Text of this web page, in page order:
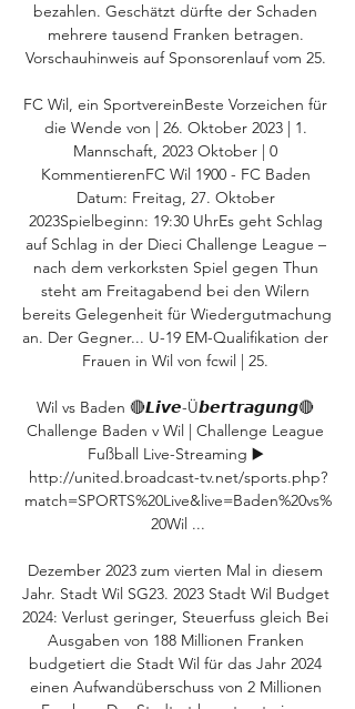
bezahlen. Geschätzt dürfte der Schaden
mehrere tausend Franken betragen.
Vorschauhinweis auf Sponsorenlauf vom 25.
FC Wil, ein SportvereinBeste Vorzeichen für
die Wende von | 26. Oktober 2023 | 1.
Mannschaft, 2023 Oktober | 0
KommentierenFC Wil 1900 - FC Baden
Datum: Freitag, 27. Oktober
2023Spielbeginn: 19:30 UhrEs geht Schlag
auf Schlag in der Dieci Challenge League –
nach dem verkorksten Spiel gegen Thun
steht am Freitagabend bei den Wilern
bereits Gelegenheit für Wiedergutmachung
an. Der Gegner... U-19 EM-Qualifikation der
Frauen in Wil von fcwil | 25.
Wil vs Baden 🔴𝙇𝙞𝙫𝙚-Ü𝙗𝙚𝙧𝙩𝙧𝙖𝙜𝙪𝙣𝙜🔴
Challenge Baden v Wil | Challenge League
Fußball Live-Streaming ▶️
http://united.broadcast-tv.net/sports.php?
match=SPORTS%20Live&live=Baden%20vs%
20Wil ...
Dezember 2023 zum vierten Mal in diesem
Jahr. Stadt Wil SG23. 2023 Stadt Wil Budget
2024: Verlust geringer, Steuerfuss gleich Bei
Ausgaben von 188 Millionen Franken
budgetiert die Stadt Wil für das Jahr 2024
einen Aufwandüberschuss von 2 Millionen